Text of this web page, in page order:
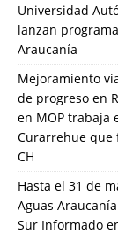
Universidad
lanzan
Araucanía
Mejoramiento
de progreso en
en MOP trabaja
Curarrehue que
CH
Hasta el 31 de
Aguas
Sur Informado